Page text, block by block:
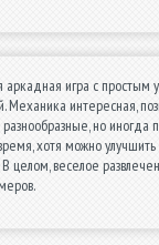
аркадная игра с простым
Механика интересная,
но иногда
хотя можно
В целом, веселое